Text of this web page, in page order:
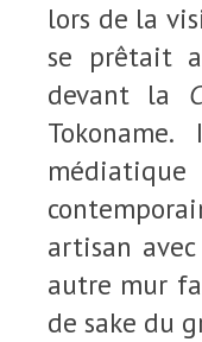
lors de la
se prêtait
devant la
artisan
autre mur
de sake du